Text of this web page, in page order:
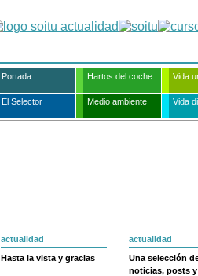
Portada Hartos del coche Vida
El Selector Medio ambiente Vida
actualidad
Hasta la vista y gracias
actualidad
Una selección
noticias, posts